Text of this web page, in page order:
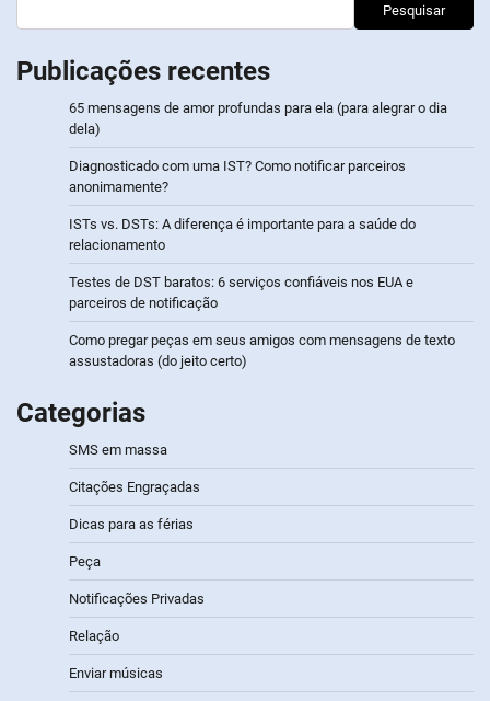
Pesquisar
Publicações recentes
65 mensagens de amor profundas para ela (para alegrar o dia
dela)
Diagnosticado com uma IST? Como notificar parceiros
anonimamente?
ISTs vs. DSTs: A diferença é importante para a saúde do
relacionamento
Testes de DST baratos: 6 serviços confiáveis nos EUA e
parceiros de notificação
Como pregar peças em seus amigos com mensagens de texto
assustadoras (do jeito certo)
Categorias
SMS em massa
Citações Engraçadas
Dicas para as férias
Peça
Notificações Privadas
Relação
Enviar músicas